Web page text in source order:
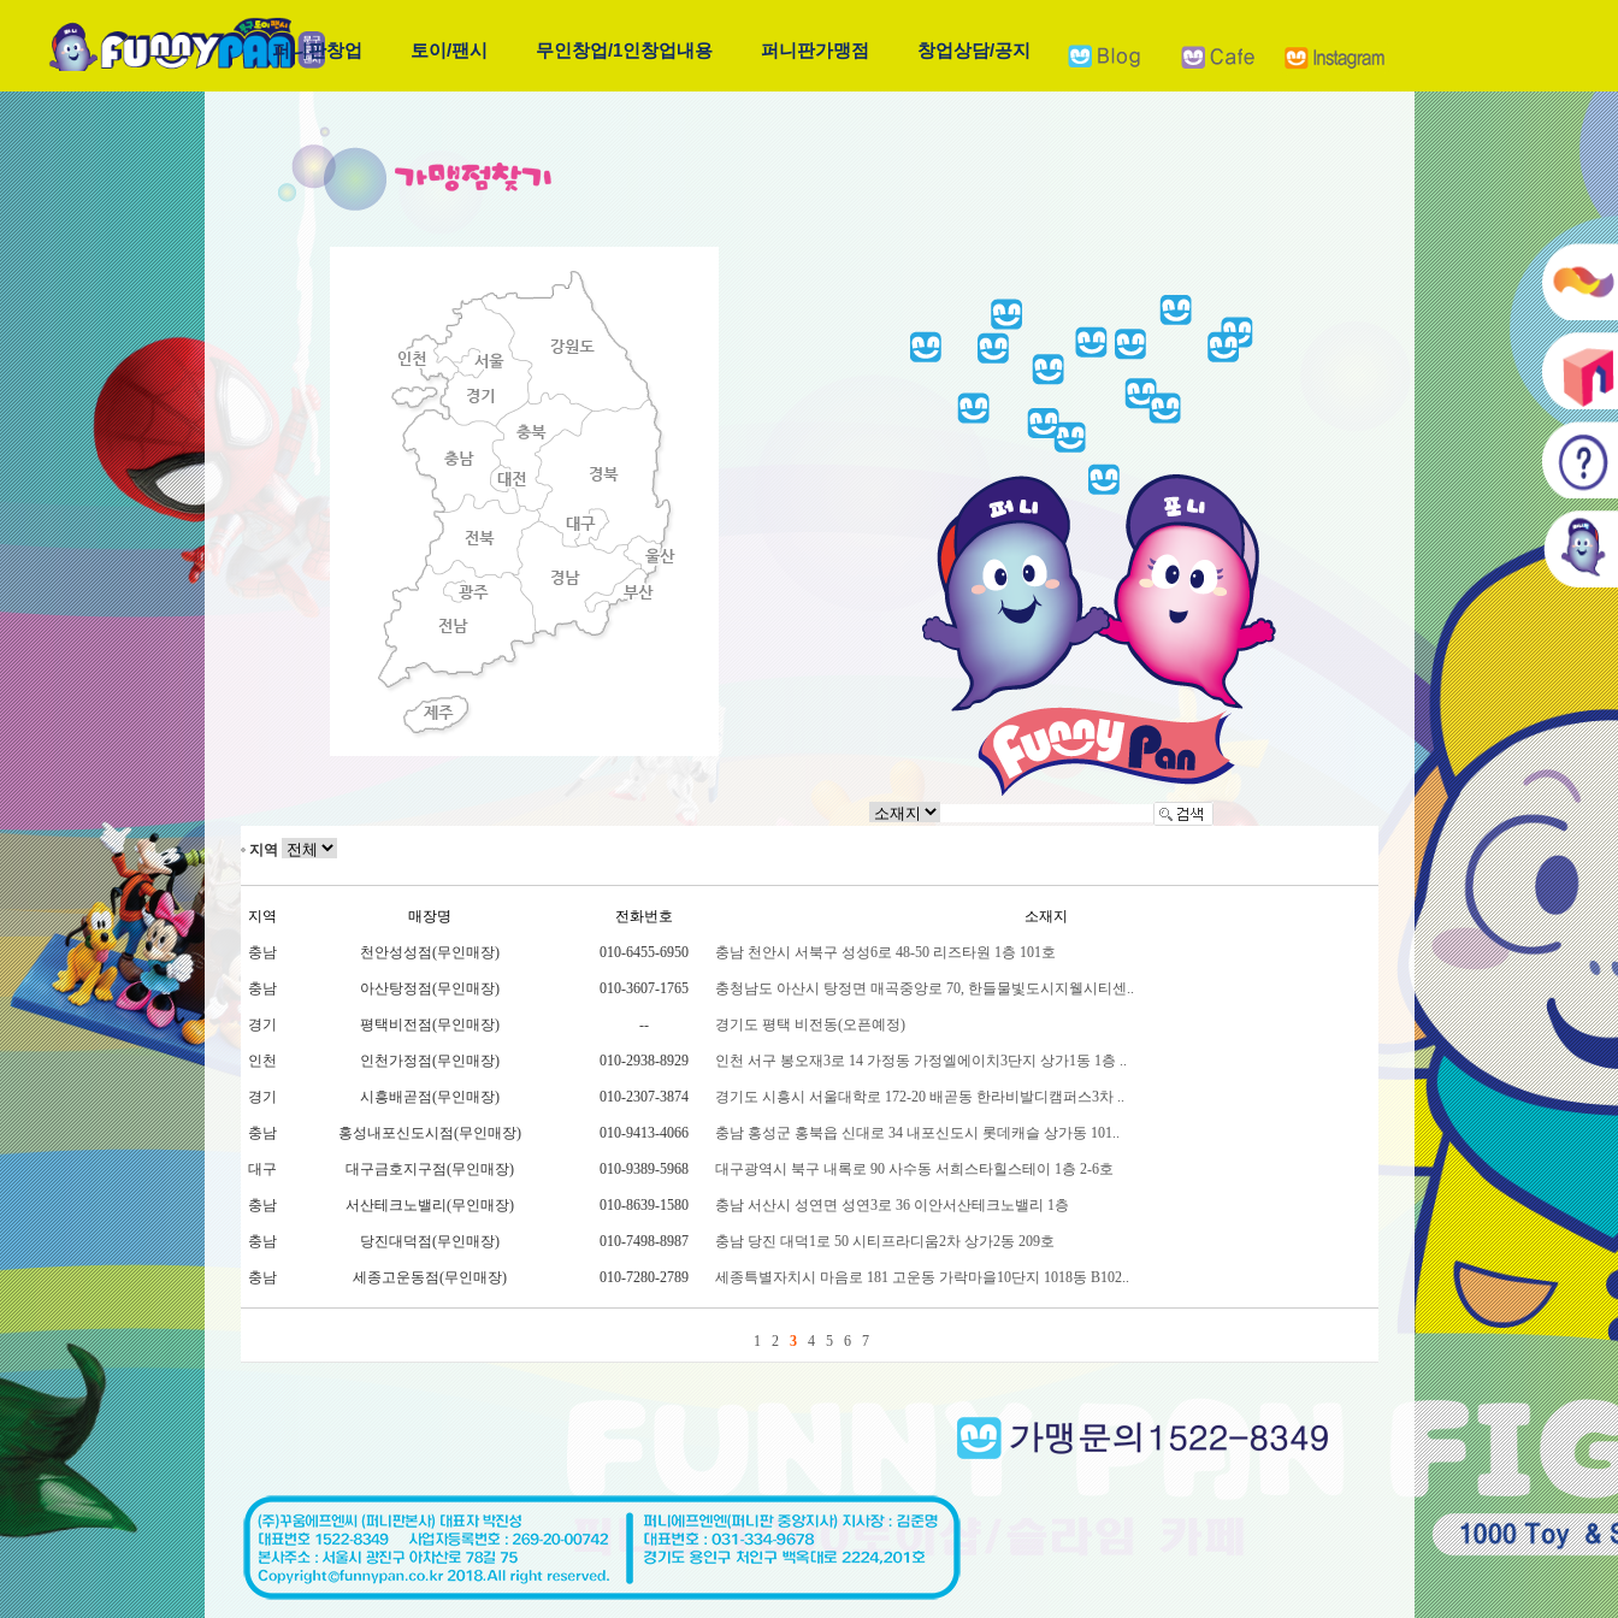
퍼니판창업 토이/팬시 무인창업/1인창업내용 퍼니판가맹점 창업상담/공지
지역
지역 매장명 전화번호 소재지
충남 천안성성점(무인매장) 010-6455-6950 충남 천안시 서북구 성성6로 48-50 리즈타원 1층 101호
충남 아산탕정점(무인매장) 010-3607-1765 충청남도 아산시 탕정면 매곡중앙로 70, 한들물빛도시지웰시티센..
경기 평택비전점(무인매장) -- 경기도 평택 비전동(오픈예정)
인천 인천가정점(무인매장) 010-2938-8929 인천 서구 봉오재3로 14 가정동 가정엘에이치3단지 상가1동 1층 ..
경기 시흥배곧점(무인매장) 010-2307-3874 경기도 시흥시 서울대학로 172-20 배곧동 한라비발디캠퍼스3차 ..
충남 홍성내포신도시점(무인매장) 010-9413-4066 충남 홍성군 홍북읍 신대로 34 내포신도시 롯데캐슬 상가동 101..
대구 대구금호지구점(무인매장) 010-9389-5968 대구광역시 북구 내록로 90 사수동 서희스타힐스테이 1층 2-6호
충남 서산테크노밸리(무인매장) 010-8639-1580 충남 서산시 성연면 성연3로 36 이안서산테크노밸리 1층
충남 당진대덕점(무인매장) 010-7498-8987 충남 당진 대덕1로 50 시티프라디움2차 상가2동 209호
충남 세종고운동점(무인매장) 010-7280-2789 세종특별자치시 마음로 181 고운동 가락마을10단지 1018동 B102..
1 2 3 4 5 6 7